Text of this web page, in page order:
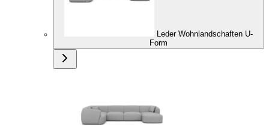
Leder Wohnlandschaften U-
Form